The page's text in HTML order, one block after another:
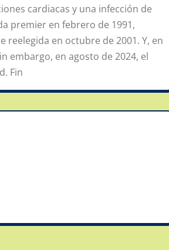
cardiacas y una infección de
premier en febrero de 1991,
reelegida en octubre de 2001. Y, en
embargo, en agosto de 2024, el
Fin